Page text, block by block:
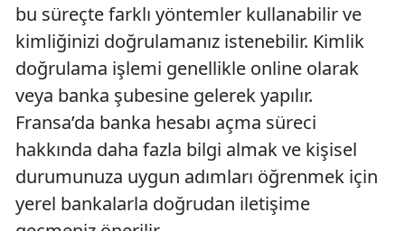
bu süreçte farklı yöntemler kullanabilir ve
kimliğinizi doğrulamanız istenebilir. Kimlik
doğrulama işlemi genellikle online olarak
veya banka şubesine gelerek yapılır.
Fransa’da banka hesabı açma süreci
hakkında daha fazla bilgi almak ve kişisel
durumunuza uygun adımları öğrenmek için
yerel bankalarla doğrudan iletişime